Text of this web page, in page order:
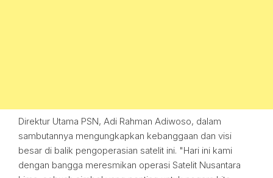
Direktur Utama PSN, Adi Rahman Adiwoso, dalam
sambutannya mengungkapkan kebanggaan dan visi
besar di balik pengoperasian satelit ini. "Hari ini kami
dengan bangga meresmikan operasi Satelit Nusantara